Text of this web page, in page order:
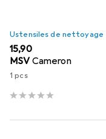
Ustensiles de nettoyage
EUR
15,90
MSVCameron
1 pcs